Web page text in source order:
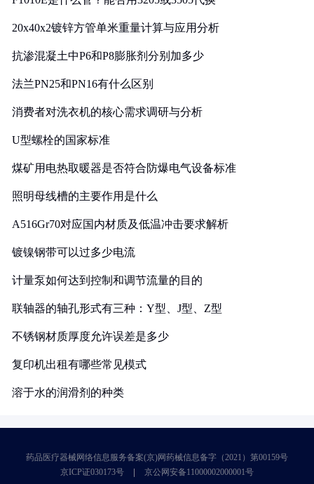
20x40x2镀锌方管单米重量计算与应用分析
抗渗混凝土中P6和P8膨胀剂分别加多少
法兰PN25和PN16有什么区别
消费者对洗衣机的核心需求调研与分析
U型螺栓的国家标准
煤矿用电热取暖器是否符合防爆电气设备标准
照明母线槽的主要作用是什么
A516Gr70对应国内材质及低温冲击要求解析
镀镍钢带可以过多少电流
计量泵如何达到控制和调节流量的目的
联轴器的轴孔形式有三种：Y型、J型、Z型
不锈钢材质厚度允许误差是多少
复印机出租有哪些常见模式
溶于水的润滑剂的种类
药品医疗器械网络信息服务备案(京)网药械信息备字（2021）第00159号
京ICP证030173号
京公网安备11000002000001号